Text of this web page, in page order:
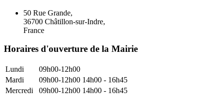
50 Rue Grande,
36700 Châtillon-sur-Indre,
France
Horaires d'ouverture de la Mairie
Lundi
09h00-12h00
Mardi
09h00-12h00 14h00 - 16h45
Mercredi
09h00-12h00 14h00 - 16h45